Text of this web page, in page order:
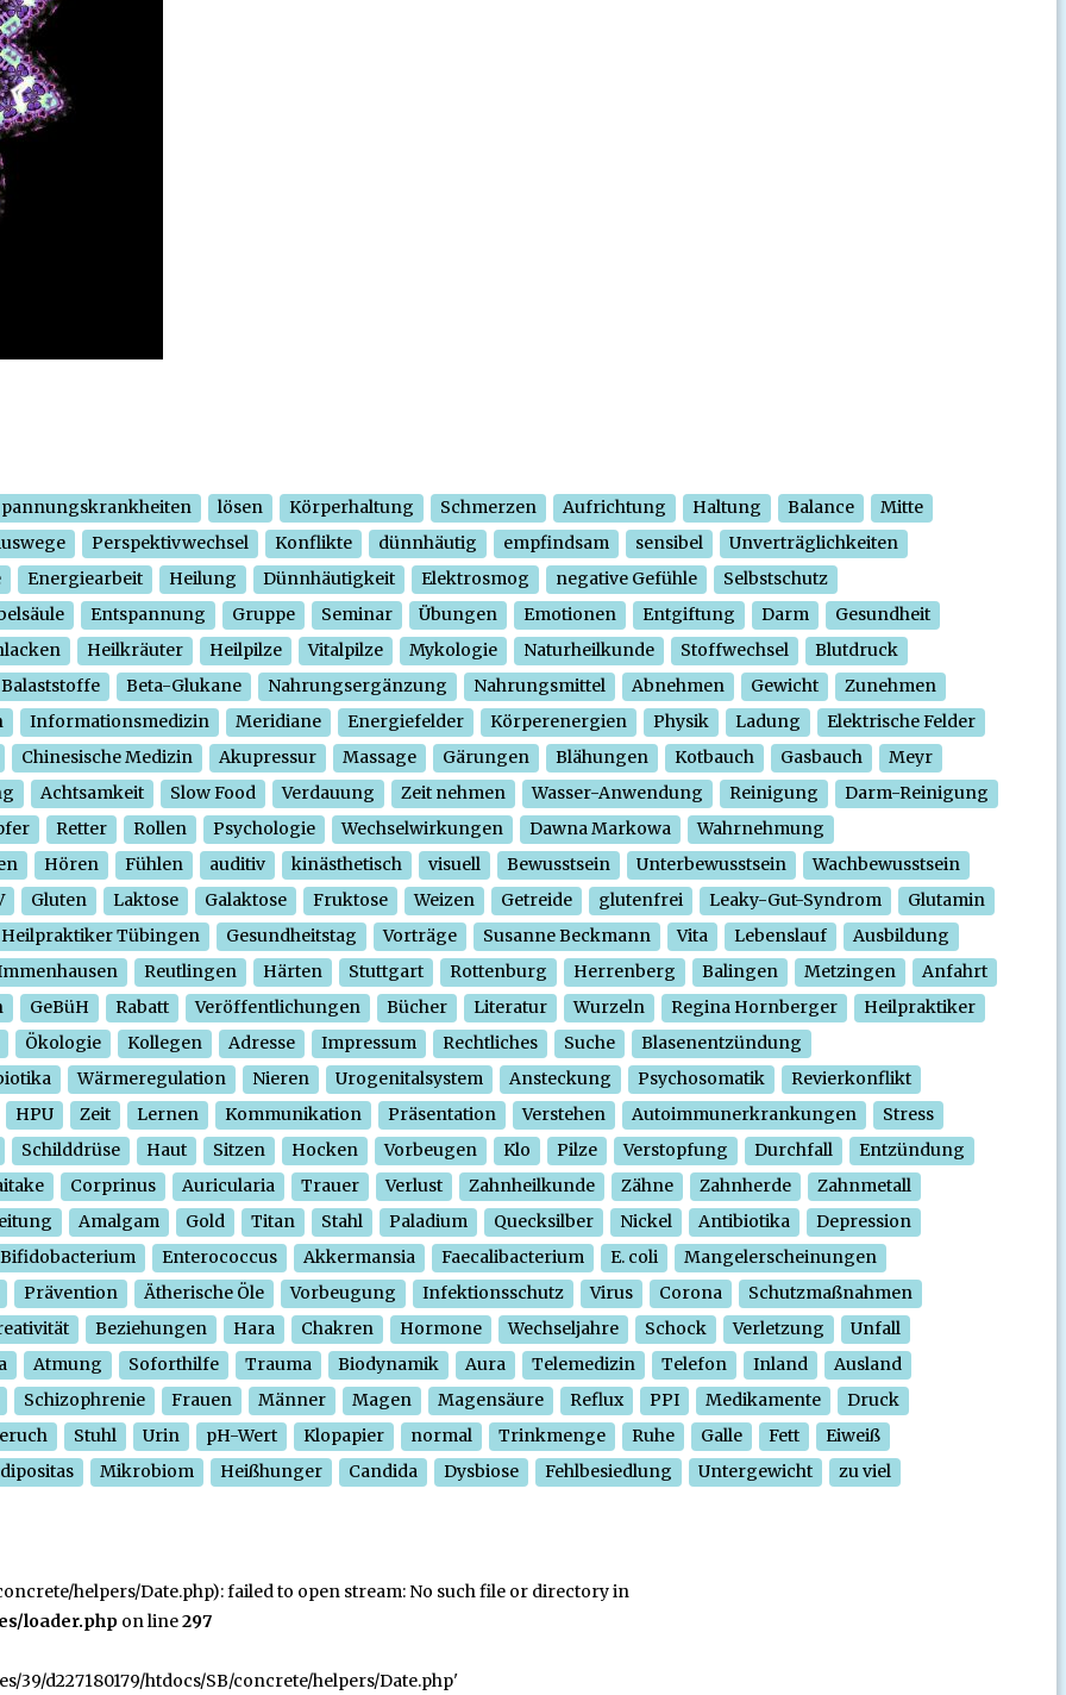
lösen Körperhaltung Schmerzen Aufrichtung Haltung Balance
Mitte
Perspektivwechsel Konflikte dünnhäutig empfindsam sensibel
Unverträglichkeiten
Energiearbeit Heilung Dünnhäutigkeit Elektrosmog negative Gefühle
Selbstschutz
Entspannung Gruppe Seminar Übungen Emotionen Entgiftung Darm
Gesundheit
Heilkräuter Heilpilze Vitalpilze Mykologie Naturheilkunde Stoffwechsel
Blutdruck
Balaststoffe
Beta-Glukane Nahrungsergänzung Nahrungsmittel Abnehmen Gewicht
Zunehmen
Informationsmedizin Meridiane Energiefelder Körperenergien Physik Ladung
Elektrische Felder
Chinesische Medizin
Akupressur Massage Gärungen Blähungen Kotbauch Gasbauch
Meyr
Achtsamkeit Slow Food Verdauung Zeit nehmen Wasser-Anwendung Reinigung
Darm-Reinigung
Retter Rollen Psychologie Wechselwirkungen Dawna Markowa
Wahrnehmung
Hören Fühlen auditiv kinästhetisch visuell Bewusstsein Unterbewusstsein
Wachbewusstsein
Gluten Laktose Galaktose Fruktose Weizen Getreide glutenfrei Leaky-Gut-Syndrom
Glutamin
Heilpraktiker Tübingen
Gesundheitstag Vorträge Susanne Beckmann Vita Lebenslauf
Ausbildung
Reutlingen Härten Stuttgart Rottenburg Herrenberg Balingen Metzingen
Anfahrt
GeBüH Rabatt Veröffentlichungen Bücher Literatur Wurzeln Regina Hornberger
Heilpraktiker
Ökologie
Kollegen Adresse Impressum Rechtliches Suche
Blasenentzündung
Wärmeregulation Nieren Urogenitalsystem Ansteckung Psychosomatik
Revierkonflikt
HPU
Zeit Lernen Kommunikation Präsentation Verstehen Autoimmunerkrankungen
Stress
Schilddrüse
Haut Sitzen Hocken Vorbeugen Klo Pilze Verstopfung Durchfall
Entzündung
Corprinus Auricularia Trauer Verlust Zahnheilkunde Zähne Zahnherde
Zahnmetall
Amalgam Gold Titan Stahl Paladium Quecksilber Nickel Antibiotika
Depression
Bifidobacterium
Enterococcus Akkermansia Faecalibacterium E. coli
Mangelerscheinungen
Prävention
Ätherische Öle Vorbeugung Infektionsschutz Virus Corona
Schutzmaßnahmen
Beziehungen Hara Chakren Hormone Wechseljahre Schock Verletzung
Unfall
Atmung Soforthilfe Trauma Biodynamik Aura Telemedizin Telefon Inland
Ausland
Schizophrenie
Frauen Männer Magen Magensäure Reflux PPI Medikamente
Druck
Stuhl Urin pH-Wert Klopapier normal Trinkmenge Ruhe Galle Fett
Eiweiß
Mikrobiom Heißhunger Candida Dysbiose Fehlbesiedlung Untergewicht zu viel
helpers/Date.php): failed to open stream: No such file or directory in
loader.php on line297
39/d227180179/htdocs/SB/concrete/helpers/Date.php'